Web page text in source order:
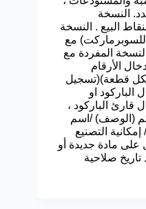
النسخة
البيع . النسخة
مع
المفردة مع
الأرقام
لكل قطعة)(تسجيل
الباركود او
قارئ الباركود ،
ثم (الوصف) /اسم
التصنيع
على مادة جديدة أو
صلاحية